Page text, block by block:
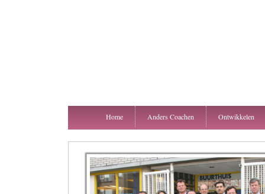
Home Anders Coachen Ontwikkelen